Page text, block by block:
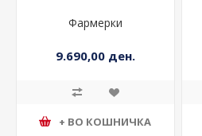
Фармерки
9.690,00 ден.
+ ВО КОШНИЧКА